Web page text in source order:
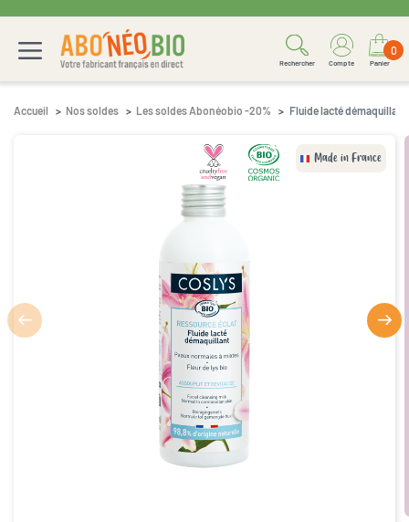
Rechercher Compte
0
Panier
Accueil Nos soldes Les soldes Abonéobio -20% Fluide lacté
Made in France